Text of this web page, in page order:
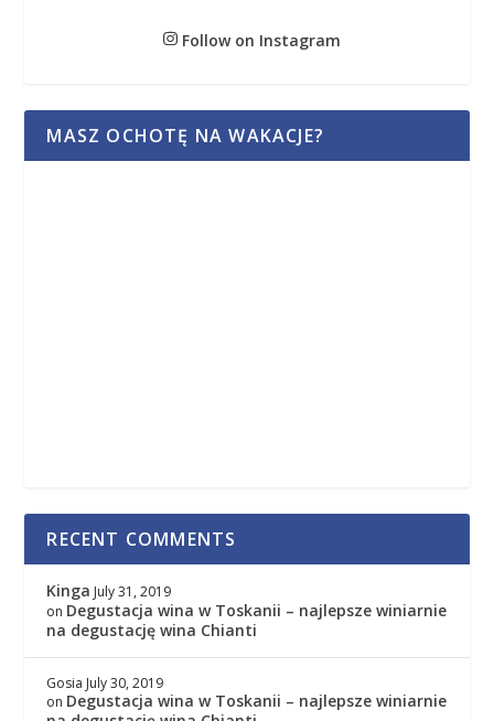
Follow on Instagram
MASZ OCHOTĘ NA WAKACJE?
RECENT COMMENTS
Kinga July 31, 2019
on Degustacja wina w Toskanii – najlepsze winiarnie
na degustację wina Chianti
Gosia July 30, 2019
on Degustacja wina w Toskanii – najlepsze winiarnie